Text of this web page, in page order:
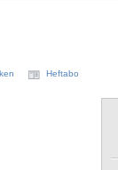
Heftabo